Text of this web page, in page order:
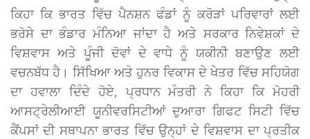
ਕਿਹਾ ਕਿ ਭਾਰਤ ਵਿੱਚ ਪੈਨਸ਼ਨ ਫੰਡਾਂ ਨੂੰ ਕਰੋੜਾਂ ਪਰਿਵਾਰਾਂ ਲਈ
ਭਰੋਸੇ ਦਾ ਭੰਡਾਰ ਮੰਨਿਆ ਜਾਂਦਾ ਹੈ ਅਤੇ ਸਰਕਾਰ ਨਿਵੇਸ਼ਕਾਂ ਦੇ
ਵਿਸ਼ਵਾਸ ਅਤੇ ਪੂੰਜੀ ਦੋਵਾਂ ਦੇ ਵਾਧੇ ਨੂੰ ਯਕੀਨੀ ਬਣਾਉਣ ਲਈ
ਵਚਨਬੱਧ ਹੈ। ਸਿੱਖਿਆ ਅਤੇ ਹੁਨਰ ਵਿਕਾਸ ਦੇ ਖੇਤਰ ਵਿੱਚ ਸਹਿਯੋਗ
ਦਾ ਹਵਾਲਾ ਦਿੰਦੇ ਹੋਏ, ਪ੍ਰਧਾਨ ਮੰਤਰੀ ਨੇ ਕਿਹਾ ਕਿ ਮੋਹਰੀ
ਆਸਟ੍ਰੇਲੀਆਈ ਯੂਨੀਵਰਸਿਟੀਆਂ ਦੁਆਰਾ ਗਿਫਟ ਸਿਟੀ ਵਿੱਚ
ਕੈਂਪਸਾਂ ਦੀ ਸਥਾਪਨਾ ਭਾਰਤ ਵਿੱਚ ਉਨ੍ਹਾਂ ਦੇ ਵਿਸ਼ਵਾਸ ਦਾ ਪ੍ਰਤੀਕ